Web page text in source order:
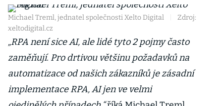
Michael Treml, jednatel společnosti Xelto Digital
Zdroj:
xeltodigital.cz
„RPA není sice AI, ale lidé tyto 2 pojmy často
zaměňují. Pro drtivou většinu požadavků na
automatizace od našich zákazníků je zásadní
implementace RPA, AI jen ve velmi